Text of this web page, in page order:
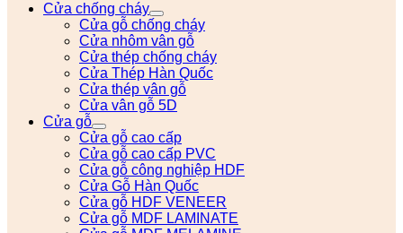
Cửa chống cháy
Cửa gỗ chống cháy
Cửa nhôm vân gỗ
Cửa thép chống cháy
Cửa Thép Hàn Quốc
Cửa thép vân gỗ
Cửa vân gỗ 5D
Cửa gỗ
Cửa gỗ cao cấp
Cửa gỗ cao cấp PVC
Cửa gỗ công nghiệp HDF
Cửa Gỗ Hàn Quốc
Cửa gỗ HDF VENEER
Cửa gỗ MDF LAMINATE